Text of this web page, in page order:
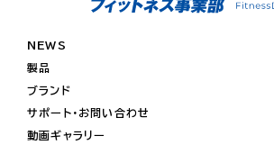
NEWS
製品
ブランド
サポート・お問い合わせ
動画ギャラリー